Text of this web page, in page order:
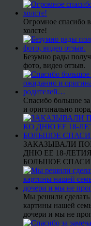
Огромное спасибо
холсте!
Безумно рады
фото, видео отзыв.
Спасибо большое
и оригинально
ЗАКАЗЫВАЛИ
ДНЮ ЕЕ 18-
БОЛЬШОЕ
Мы решили сделать
картины нашей
дочери и мы не